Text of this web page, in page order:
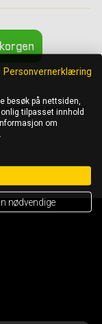
som gäller
Personvernerklæring
besøk på nettsiden,
tilpasset innhold
om
nødvendige